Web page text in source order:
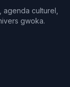
culturel,
gwoka.